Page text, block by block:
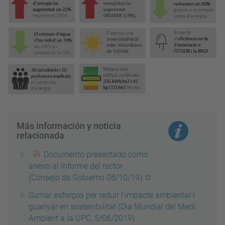
Más información y noticia
relacionada
Documento presentado como
anexo al Informe del rector
(Consejo de Gobierno 08/10/19)
Sumar esforços per reduir l’impacte ambiental i
guanyar en sostenibilitat (Dia Mundial del Medi
Ambient a la UPC, 5/06/2019)